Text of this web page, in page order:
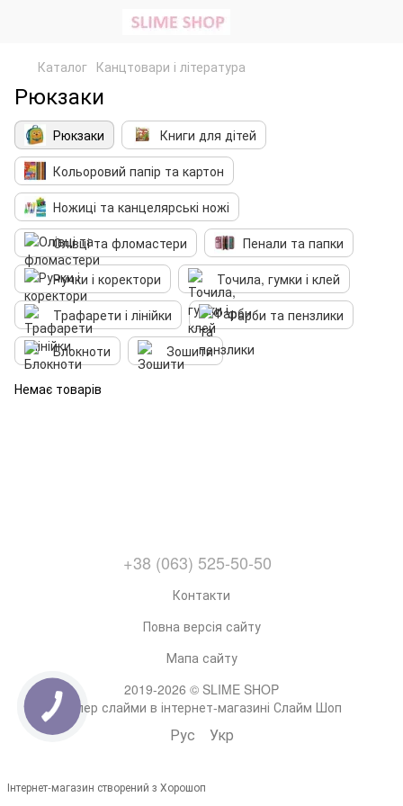
Каталог Канцтовари і література
Рюкзаки
Рюкзаки
Книги для дітей
Кольоровий папір та картон
Ножиці та канцелярські ножі
Олівці та фломастери
Пенали та папки
Ручки і коректори
Точила, гумки і клей
Трафарети і лінійки
Фарби та пензлики
Блокноти
Зошити
Немає товарів
+38 (063) 525-50-50
Контакти
Повна версія сайту
Мапа сайту
2019-2026 © SLIME SHOP
Супер слайми в інтернет-магазині Слайм Шоп
Рус Укр
Інтернет-магазин створений з Хорошоп